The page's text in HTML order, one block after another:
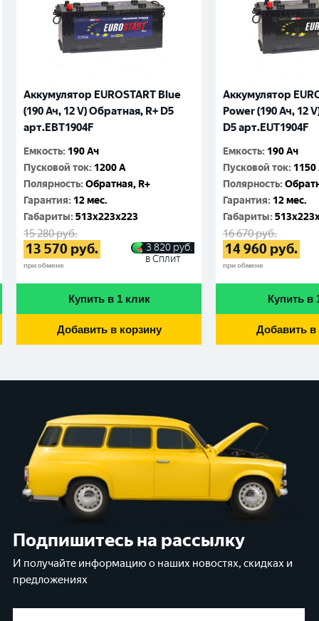
Аккумулятор EUROSTART Blue
(190 Ач, 12 V) Обратная, R+ D5
арт.EBT1904F
Емкость: 190 Ач
Пусковой ток: 1200 A
Полярность:Обратная, R+
Гарантия: 12 мес.
Габариты:513x223x223
15 280руб.
13 570 руб.
при обмене
3 820 руб.
в Сплит
Купить в 1 клик
Добавить в корзину
Аккумулятор
Power (190 Ач, 12
D5 арт.EUT1904F
Емкость: 190 Ач
Пусковой ток: 1150
Полярность:
Гарантия: 12 мес.
Габариты:
16 670руб.
14 960 руб.
при обмене
Купить в
Добавить в
Подпишитесь на рассылку
И получайте информацию о наших новостях, скидках и
предложениях